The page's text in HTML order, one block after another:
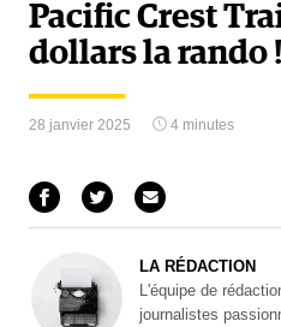
Pacific Crest
dollars la rando !
28 janvier 2025 4 minutes
LA RÉDACTION
L'équipe de
journalistes